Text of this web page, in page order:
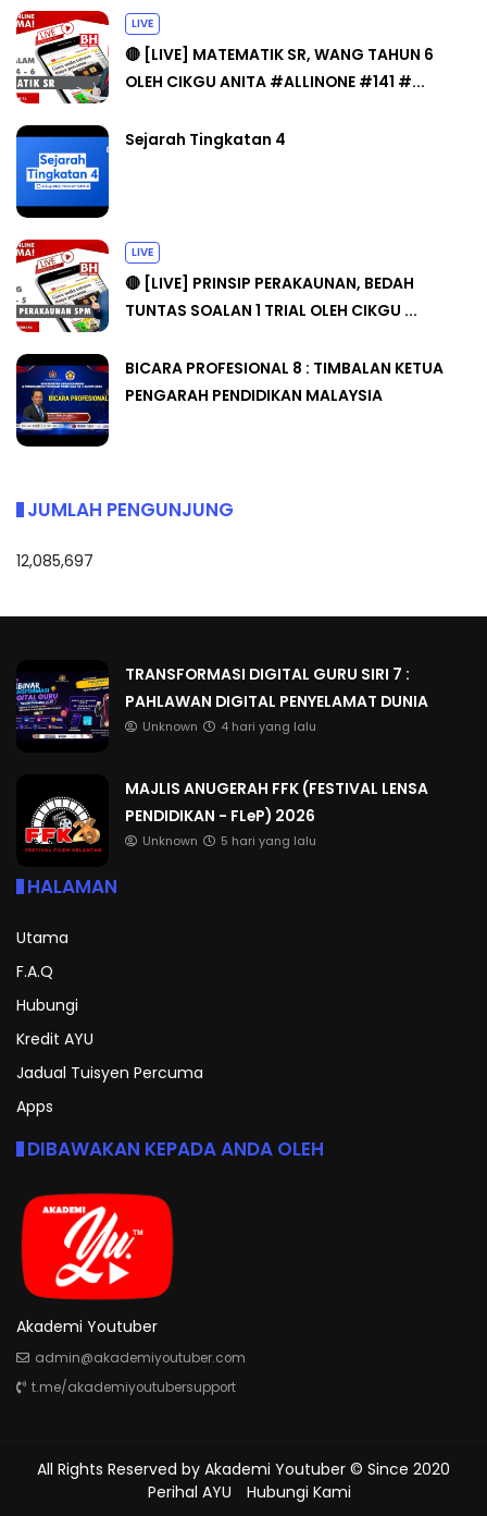
LIVE
🔴 [LIVE] MATEMATIK SR, WANG TAHUN 6
OLEH CIKGU ANITA #ALLINONE #141 #...
Sejarah Tingkatan 4
LIVE
🔴 [LIVE] PRINSIP PERAKAUNAN, BEDAH
TUNTAS SOALAN 1 TRIAL OLEH CIKGU ...
BICARA PROFESIONAL 8 : TIMBALAN KETUA
PENGARAH PENDIDIKAN MALAYSIA
JUMLAH PENGUNJUNG
12,085,697
TRANSFORMASI DIGITAL GURU SIRI 7 :
PAHLAWAN DIGITAL PENYELAMAT DUNIA
Unknown 4 hari yang lalu
MAJLIS ANUGERAH FFK (FESTIVAL LENSA
PENDIDIKAN - FLeP) 2026
Unknown 5 hari yang lalu
HALAMAN
Utama
F.A.Q
Hubungi
Kredit AYU
Jadual Tuisyen Percuma
Apps
DIBAWAKAN KEPADA ANDA OLEH
Akademi Youtuber
admin@akademiyoutuber.com
t.me/akademiyoutubersupport
All Rights Reserved by Akademi Youtuber © Since 2020
Perihal AYU
Hubungi Kami